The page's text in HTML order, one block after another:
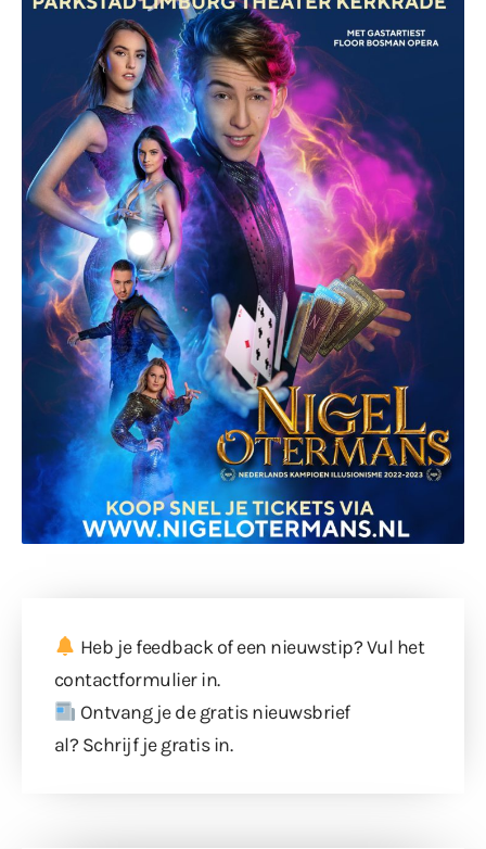
Heb je feedback of een nieuwstip? Vul het
contactformulierin.
Ontvang je de gratis nieuwsbrief
al? Schrijf je gratis in.